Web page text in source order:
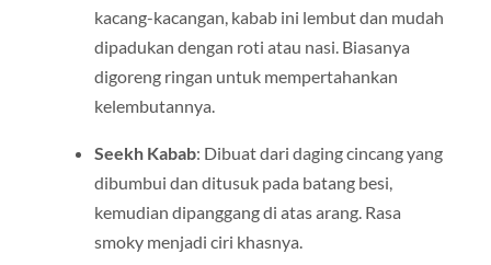
kacang-kacangan, kabab ini lembut dan mudah
dipadukan dengan roti atau nasi. Biasanya
digoreng ringan untuk mempertahankan
kelembutannya.
Seekh Kabab: Dibuat dari daging cincang yang
dibumbui dan ditusuk pada batang besi,
kemudian dipanggang di atas arang. Rasa
smoky menjadi ciri khasnya.